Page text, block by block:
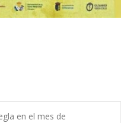
en el mes de